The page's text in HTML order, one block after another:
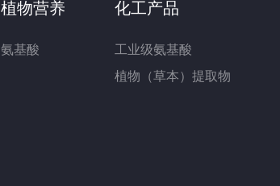
植物营养
氨基酸
化工产品
工业级氨基酸
植物（草本）提取物